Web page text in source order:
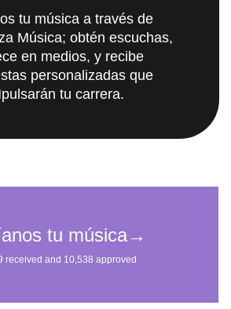
tu música a través de
Música; obtén escuchas,
en medios, y recibe
personalizadas que
tu carrera.